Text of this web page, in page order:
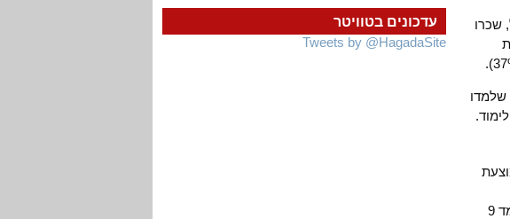
יהודי היא 12,734 שקל לעומת 7,384 שקל, שכרו
שלמדו
השעתית הממוצעת של כלל השכירים (51 שקל) ופי 2.6 מההכנסה ברוטו לשעה של שכיר שלמד 9
עדכונים בטוויטר
Tweets by @HagadaSite